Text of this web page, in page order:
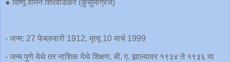
● विष्णू वामन शिरवाडकर (कुसुमाग्रज)
- जन्म: 27 फेब्रुवारी 1912, मृत्यू 10 मार्च 1999
- जन्म पुणे येथे तर नाशिक येथे शिक्षण. बी. ए. झाल्यावर १९३४ ते १९३६ या